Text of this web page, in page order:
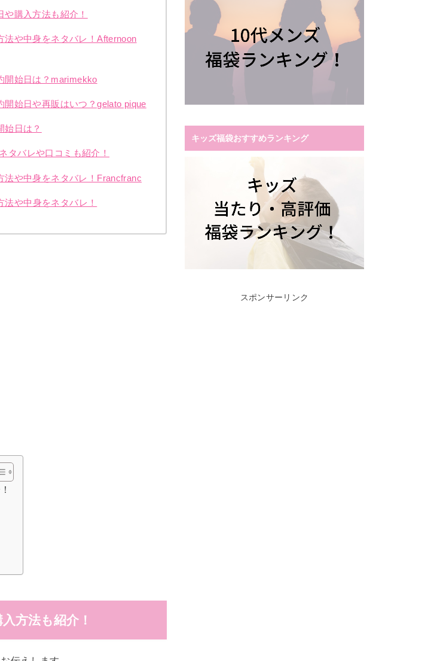
購入方法も紹介！
法や中身をネタバレ！Afternoon
開始日は？marimekko
開始日や再販はいつ？gelato pique
始日は？
タバレや口コミも紹介！
法や中身をネタバレ！Francfranc
や中身をネタバレ！
方法も紹介！
キッズ福袋おすすめランキング
スポンサーリンク